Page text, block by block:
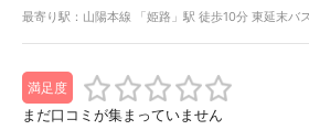
最寄り駅：山陽本線 「姫路」駅 徒歩10分 東延末バ
満足度
まだ口コミが集まっていません